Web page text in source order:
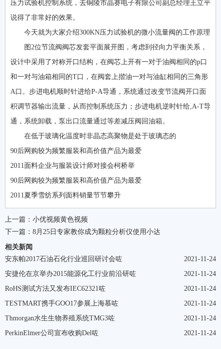
压力试验机控制系统，去铜陵市晶赛电子有限公司副总经理王立平
说得了非常好的效果。
今天就为大家介绍300KN压力试验机的微小流量阀的工作原理
图2位节流阀阀芯发套平面展开图，考虑到径向力平衡关系，
设计中采用了对称开口结构，在阀芯上开有一对于油阀相同的p口
和一对与油箱相同的T口，在阀套上揩油一对与油缸相同的三角形
A口。步进电机顺时针进给P-A导通，系统通过改变节流阀开口面
积调节器输出流量，从而控制系统压力；步进电机逆时针给,A-T导
通，系统卸载，泵出口流量通过等差减压阀回油箱。
在低于玻璃化温度时非晶态高聚物是处于玻璃态的
90后网购较为频繁服装和高价值产品为最爱
2011面料企业与服装设计师对接会柯桥举
90后网购较为频繁服装和高价值产品为最爱
2011夏季雪纺系列面料销量节节攀升
上一篇： 小优视频黄色视频
下一篇： 8月25日专家教你成为颗粒分析仪使用小达
相关新闻
2021-11-24
安东帕2017石油石化行业巡回研讨会咗
2021-11-24
安捷伦在京举办2015能源化工行业前沿研咗
2021-11-24
RoHS测试方法又发布IEC62321咗
2021-11-24
TESTMART携手GOO17参展上海慕咗
2021-11-24
Thmorgan水生生物养殖系统TMG3咗
2021-11-24
PerkinElmer公司宣布收购Del咗